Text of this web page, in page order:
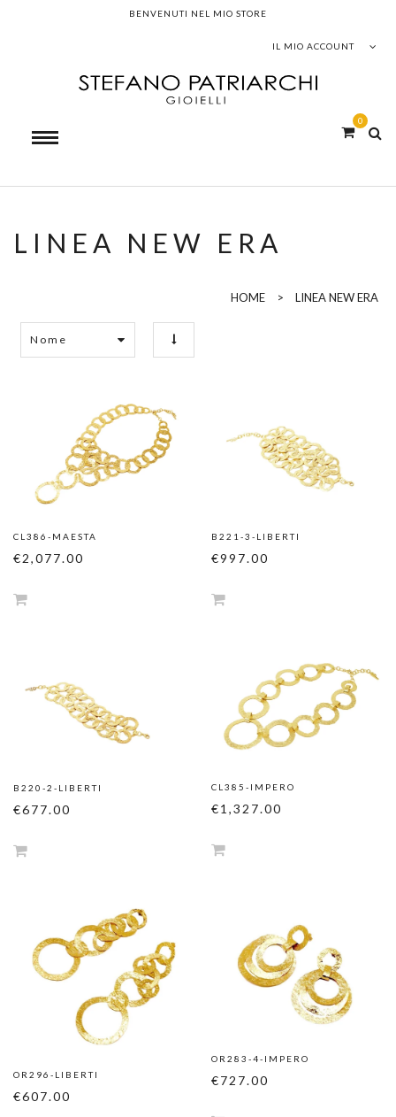
BENVENUTI NEL MIO STORE
IL MIO ACCOUNT
0
LINEA NEW ERA
HOME > LINEA NEW ERA
Nome
CL386-MAESTA
€2,077.00
B221-3-LIBERTI
€997.00
B220-2-LIBERTI
€677.00
CL385-IMPERO
€1,327.00
OR296-LIBERTI
€607.00
OR283-4-IMPERO
€727.00